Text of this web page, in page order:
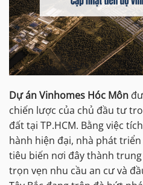
Dự án Vinhomes Hóc Môn
chiến lược của chủ đầu tư
đất tại TP.HCM. Bằng việc
hành hiện đại, nhà phát
tiêu biến nơi đây thành
trọn vẹn nhu cầu an cư và